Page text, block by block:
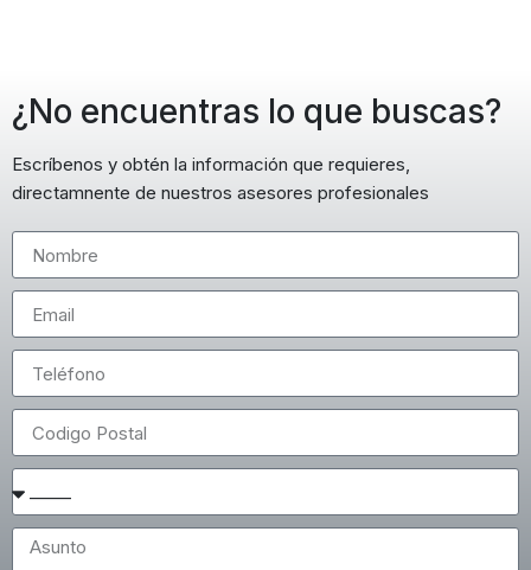
¿No encuentras lo que buscas?
Escríbenos y obtén la información que requieres,
directamnente de nuestros asesores profesionales